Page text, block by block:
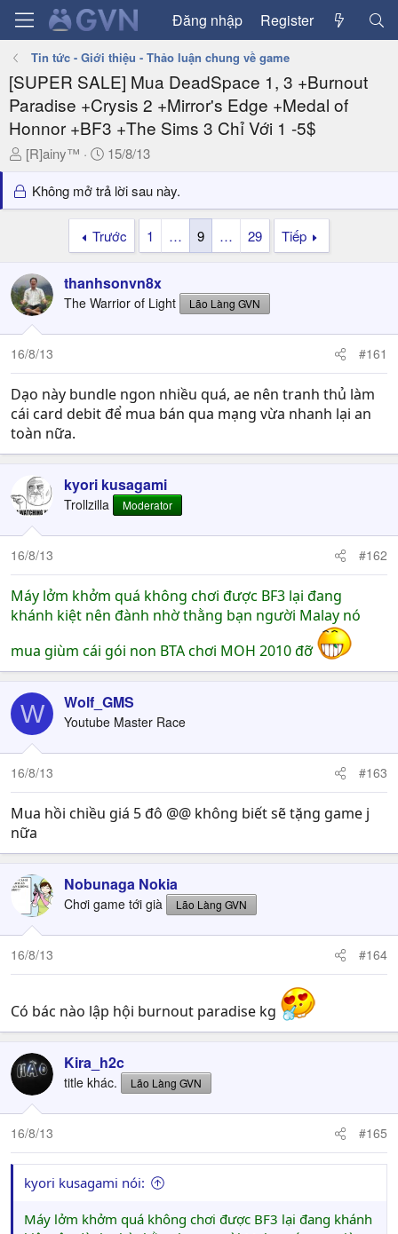
Đăng nhập Register
Tin tức - Giới thiệu - Thảo luận chung về game
[SUPER SALE] Mua DeadSpace 1, 3 +Burnout
Paradise +Crysis 2 +Mirror's Edge +Medal of
Honnor +BF3 +The Sims 3 Chỉ Với 1 -5$
T
r
e
t
a
r
e
r
[R]ainy™
N
à
y
ử
15/8/13
Không mở trả lời sau này.
Trước 1 … 9 … 29 Tiếp
thanhsonvn8x
The Warrior of Light Lão Làng GVN
16/8/13 #161
Dạo này bundle ngon nhiều quá, ae nên tranh thủ làm
cái card debit để mua bán qua mạng vừa nhanh lại an
toàn nữa.
kyori kusagami
Trollzilla Moderator
16/8/13 #162
Máy lởm khởm quá không chơi được BF3 lại đang
khánh kiệt nên đành nhờ thằng bạn người Malay nó
mua giùm cái gói non BTA chơi MOH 2010 đỡ
W Wolf_GMS
Youtube Master Race
16/8/13 #163
Mua hồi chiều giá 5 đô @@ không biết sẽ tặng game j
nữa
Nobunaga Nokia
Chơi game tới già Lão Làng GVN
16/8/13 #164
Có bác nào lập hội burnout paradise kg
Kira_h2c
title khác. Lão Làng GVN
16/8/13 #165
kyori kusagami nói:
Máy lởm khởm quá không chơi được BF3 lại đang khánh